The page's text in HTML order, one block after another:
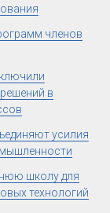
членов
в
усилия
школу для
технологий